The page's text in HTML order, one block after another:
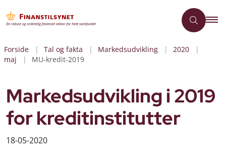
Forside Tal og fakta Markedsudvikling
2020
maj
MU-kredit-2019
Markedsudvikling i 2019
for kreditinstitutter
18-05-2020